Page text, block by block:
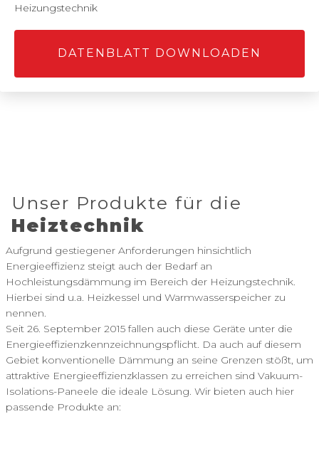
Heizungstechnik
DATENBLATT DOWNLOADEN
Unser Produkte für die
Heiztechnik
Aufgrund gestiegener Anforderungen hinsichtlich
Energieeffizienz steigt auch der Bedarf an
Hochleistungsdämmung im Bereich der Heizungstechnik.
Hierbei sind u.a. Heizkessel und Warmwasserspeicher zu
nennen.
Seit 26. September 2015 fallen auch diese Geräte unter die
Energieeffizienzkennzeichnungspflicht. Da auch auf diesem
Gebiet konventionelle Dämmung an seine Grenzen stößt, um
attraktive Energieeffizienzklassen zu erreichen sind Vakuum-
Isolations-Paneele die ideale Lösung. Wir bieten auch hier
passende Produkte an: